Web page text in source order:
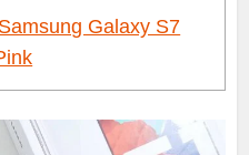
Galaxy S7